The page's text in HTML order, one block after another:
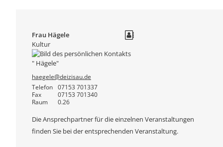
Frau Hägele
Kultur
haegele@deizisau.de
Telefon
07153 701337
Fax 07153 701340
Raum 0.26
Die Ansprechpartner für die einzelnen Veranstaltungen
finden Sie bei der entsprechenden Veranstaltung.